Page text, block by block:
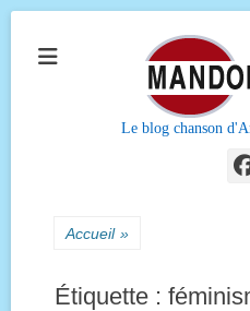
Le blog chanson
Accueil »
Étiquette :